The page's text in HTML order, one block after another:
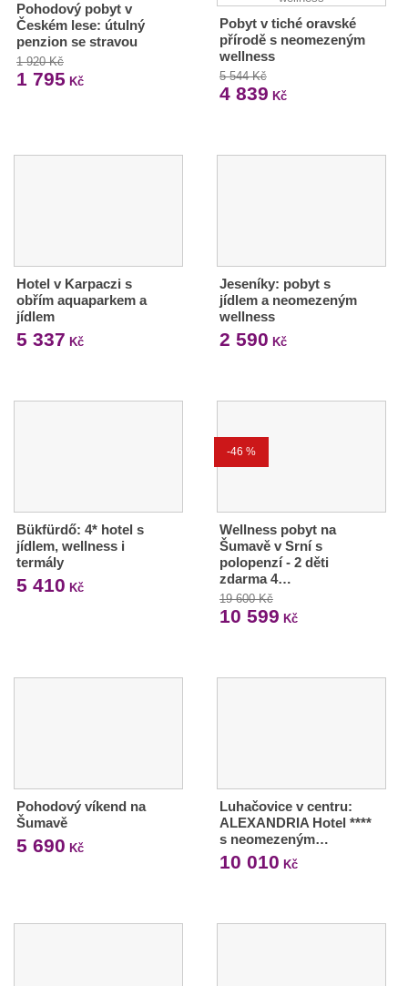
Pohodový pobyt v
Českém lese: útulný
penzion se stravou
1 920 Kč
1 795 Kč
Pobyt v tiché oravské
přírodě s neomezeným
wellness
5 544 Kč
4 839 Kč
Hotel v Karpaczi s
obřím aquaparkem a
jídlem
5 337 Kč
Jeseníky: pobyt s
jídlem a neomezeným
wellness
2 590 Kč
Bükfürdő: 4* hotel s
jídlem, wellness i
termály
5 410 Kč
-46 %
Wellness pobyt na
Šumavě v Srní s
polopenzí - 2 děti
zdarma 4…
19 600 Kč
10 599 Kč
Pohodový víkend na
Šumavě
5 690 Kč
Luhačovice v centru:
ALEXANDRIA Hotel ****
s neomezeným…
10 010 Kč